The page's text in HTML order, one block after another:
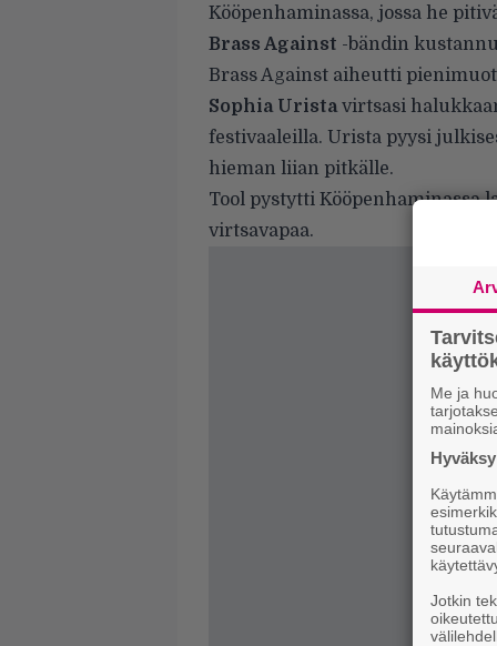
Kööpenhaminassa, jossa he
Brass Against -bändin
Brass Against aiheutti
Sophia Uristavirtsasi
festivaaleilla. Urista pyysi
hieman liian pitkälle.
Tool pystytti Kööpenhaminassa
virtsavapaa.
Me ja
Jotkin